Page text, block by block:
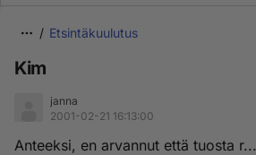
Etsintäkuulutus
Kim
janna
2001-02-21 16:13:00
Anteeksi, en arvannut että tuosta r...